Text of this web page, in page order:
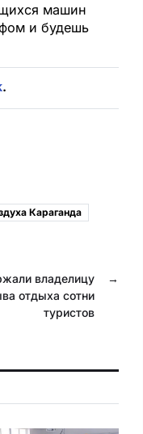
машин
и будешь
.
Караганда
→
владелицу
отдыха сотни
туристов